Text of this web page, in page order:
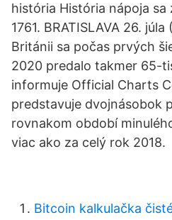
história História nápoja sa
1761. BRATISLAVA 26. júla
Británii sa počas prvých
2020 predalo takmer 65-
informuje Official Charts
predstavuje dvojnásobok
rovnakom období
viac ako za celý rok 2018.
Bitcoin kalkulačka